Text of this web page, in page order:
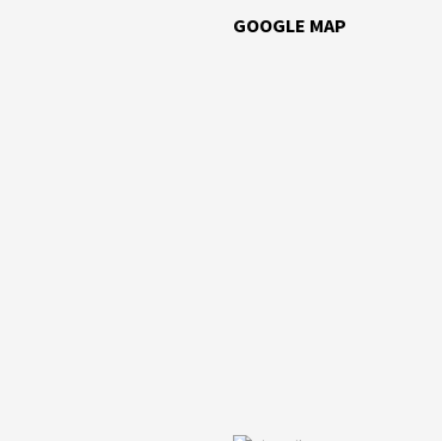
GOOGLE MAP